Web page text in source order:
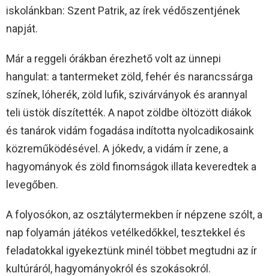
iskolánkban: Szent Patrik, az írek védőszentjének
napját.
Már a reggeli órákban érezhető volt az ünnepi
hangulat: a tantermeket zöld, fehér és narancssárga
színek, lóherék, zöld lufik, szivárványok és arannyal
teli üstök díszítették. A napot zöldbe öltözött diákok
és tanárok vidám fogadása indította nyolcadikosaink
közreműködésével. A jókedv, a vidám ír zene, a
hagyományok és zöld finomságok illata keveredtek a
levegőben.
A folyosókon, az osztálytermekben ír népzene szólt, a
nap folyamán játékos vetélkedőkkel, tesztekkel és
feladatokkal igyekeztünk minél többet megtudni az ír
kultúráról, hagyományokról és szokásokról.